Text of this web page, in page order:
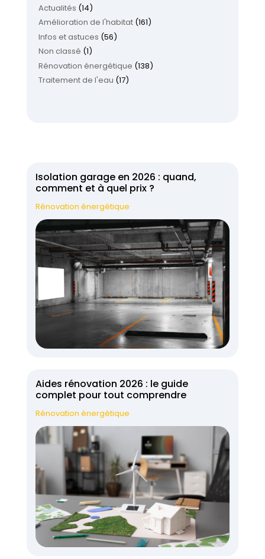
Actualités (14)
Amélioration de l'habitat(161)
Infos et astuces (56)
Non classé (1)
Rénovation énergétique (138)
Traitement de l'eau (17)
Isolation garage en 2026 : quand,
comment et à quel prix ?
Rénovation énergétique
Aides rénovation 2026 : le guide
complet pour tout comprendre
Rénovation énergétique